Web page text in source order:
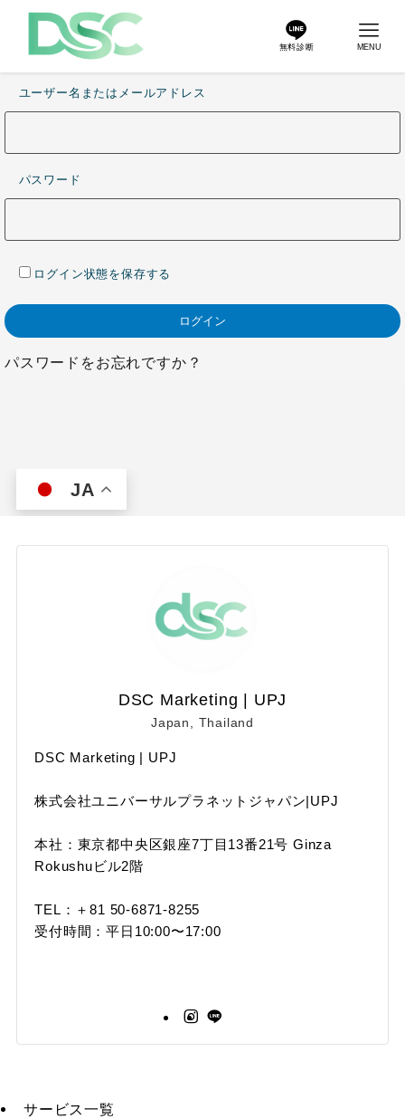
無料診断 MENU
ユーザー名またはメールアドレス
パスワード
ログイン状態を保存する
パスワードをお忘れですか？
JA
DSC Marketing | UPJ
Japan, Thailand
DSC Marketing | UPJ
株式会社ユニバーサルプラネットジャパン|UPJ
本社：東京都中央区銀座7丁目13番21号 Ginza
Rokushuビル2階
TEL：＋81 50-6871-8255
受付時間：平日10:00〜17:00
サービス一覧